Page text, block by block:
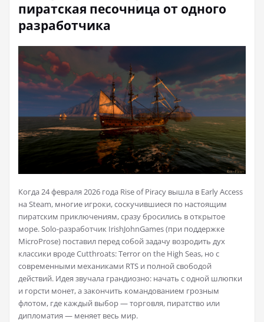
пиратская песочница от одного
разработчика
Когда 24 февраля 2026 года Rise of Piracy вышла в Early Access
на Steam, многие игроки, соскучившиеся по настоящим
пиратским приключениям, сразу бросились в открытое
море. Solo-разработчик IrishJohnGames (при поддержке
MicroProse) поставил перед собой задачу возродить дух
классики вроде Cutthroats: Terror on the High Seas, но с
современными механиками RTS и полной свободой
действий. Идея звучала грандиозно: начать с одной шлюпки
и горсти монет, а закончить командованием грозным
флотом, где каждый выбор — торговля, пиратство или
дипломатия — меняет весь мир.